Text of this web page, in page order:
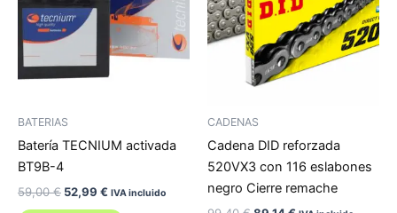
BATERIAS
Batería TECNIUM activada
BT9B-4
59,00€ El
52,99 € El
IVA incluido
CADENAS
Cadena DID reforzada
520VX3 con 116 eslabones
negro Cierre remache